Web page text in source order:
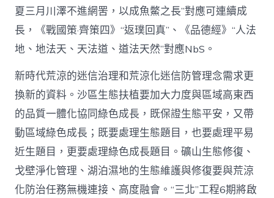
夏三月川澤不進網罟，以成魚鱉之長”對應可連續成
長，《戰國策·齊策四》“返璞回真”、《品德經》“人法
地、地法天、天法道、道法天然”對應NbS。
新時代荒涼的迷信治理和荒涼化迷信防管理念需求更
換新的資料。沙區生態扶植要加大力度與區域高東西
的品質一體化協同綠色成長，既保證生態平安，又帶
動區域綠色成長；既要處理生態題目，也要處理平易
近生題目，更要處理綠色成長題目。礦山生態修復、
戈壁淨化管理、湖泊濕地的生態維護與修復要與荒涼
化防治任務無機連接、高度融會。“三北”工程6期將啟